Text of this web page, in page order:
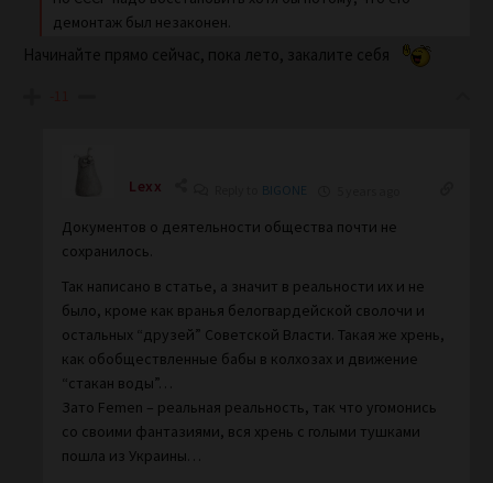
демонтаж был незаконен.
Начинайте прямо сейчас, пока лето, закалите себя
Lexx BIGONE
Документов о деятельности общества почти не
сохранилось.
Так написано в статье, а значит в реальности их и не
было, кроме как вранья белогвардейской сволочи и
остальных “друзей” Советской Власти. Такая же хрень,
как обобществленные бабы в колхозах и движение
“стакан воды”…
Зато Femen – реальная реальность, так что угомонись
со своими фантазиями, вся хрень с голыми тушками
пошла из Украины…